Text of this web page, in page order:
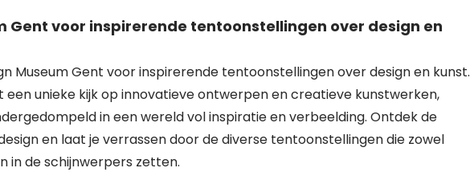
Gent voor inspirerende tentoonstellingen over design en
Museum Gent voor inspirerende tentoonstellingen over design en kunst.
een unieke kijk op innovatieve ontwerpen en creatieve kunstwerken,
in een wereld vol inspiratie en verbeelding. Ontdek de
en laat je verrassen door de diverse tentoonstellingen die zowel
in de schijnwerpers zetten.